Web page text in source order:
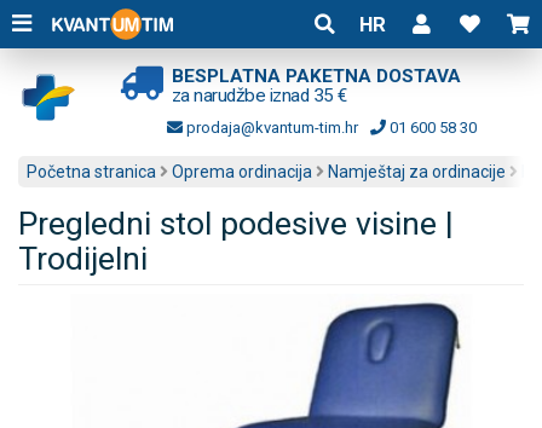
HR
BESPLATNA PAKETNA DOSTAVA
za narudžbe iznad 35 €
prodaja@kvantum-tim.hr 01 600 58 30
Početna stranica Oprema ordinacija Namještaj za ordinacije
Pregledni stol podesive visine |
Trodijelni